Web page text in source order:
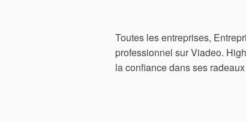
Toutes les entreprises,
professionnel sur Viadeo.
la confiance dans ses